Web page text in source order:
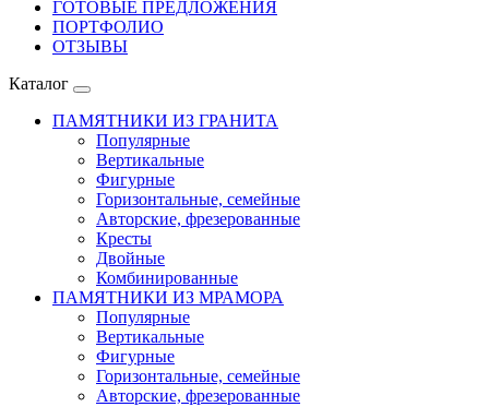
ГОТОВЫЕ ПРЕДЛОЖЕНИЯ
ПОРТФОЛИО
ОТЗЫВЫ
Каталог
ПАМЯТНИКИ ИЗ ГРАНИТА
Популярные
Вертикальные
Фигурные
Горизонтальные, семейные
Авторские, фрезерованные
Кресты
Двойные
Комбинированные
ПАМЯТНИКИ ИЗ МРАМОРА
Популярные
Вертикальные
Фигурные
Горизонтальные, семейные
Авторские, фрезерованные